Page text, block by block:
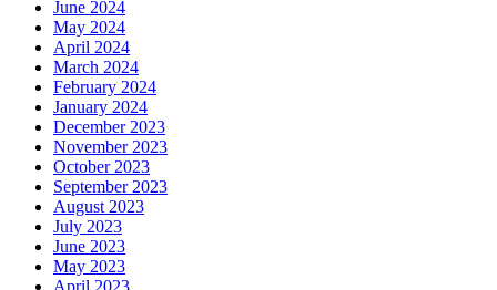
June 2024
May 2024
April 2024
March 2024
February 2024
January 2024
December 2023
November 2023
October 2023
September 2023
August 2023
July 2023
June 2023
May 2023
April 2023